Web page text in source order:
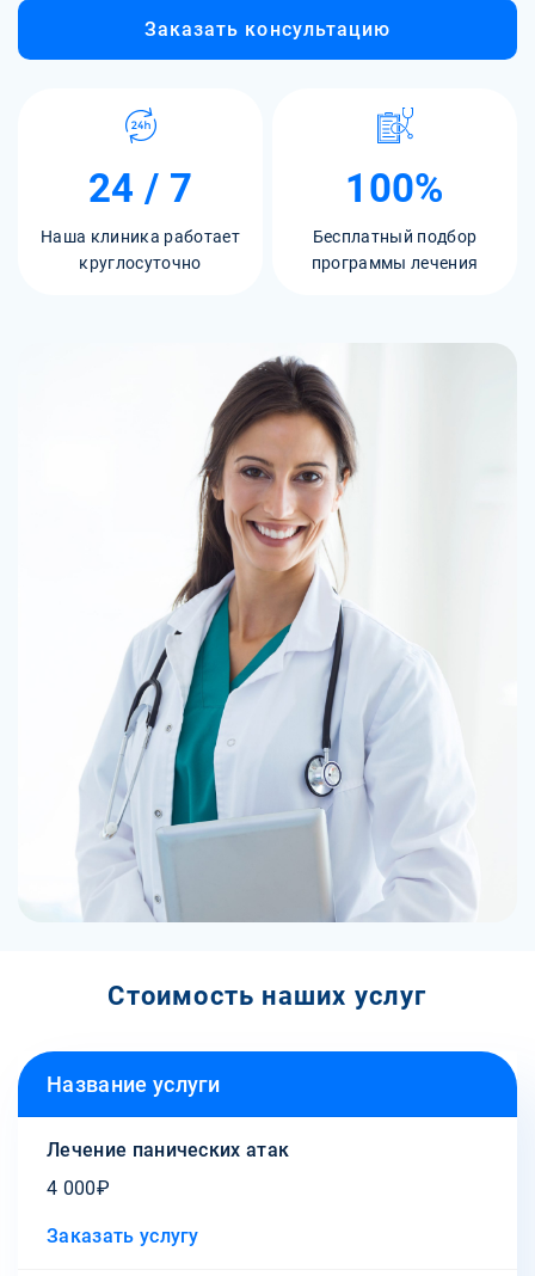
Заказать консультацию
24 / 7
Наша клиника работает
круглосуточно
100%
Бесплатный подбор
программы лечения
Стоимость наших услуг
Название услуги
Лечение панических атак
4 000₽
Заказать услугу